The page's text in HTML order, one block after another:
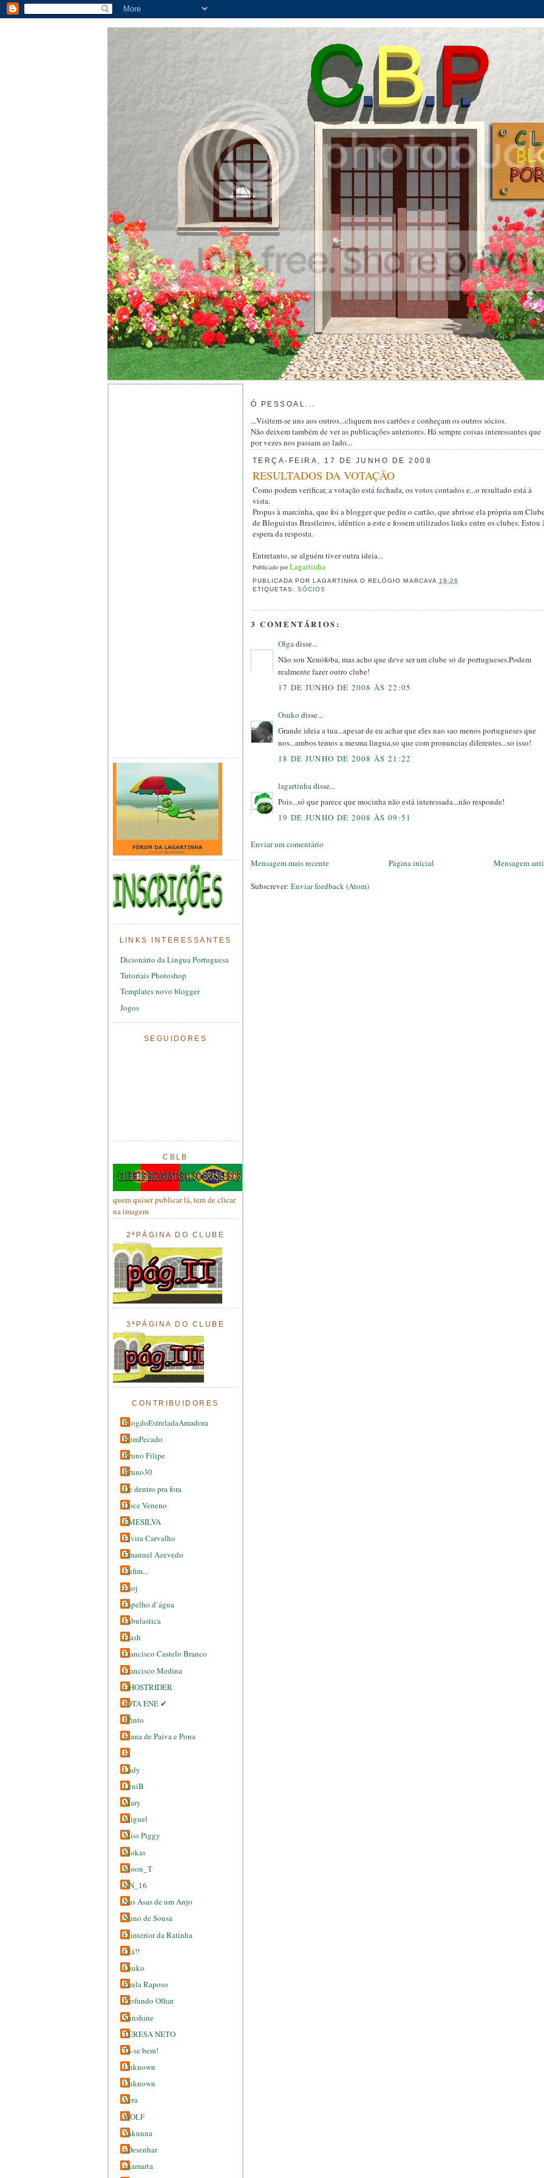
CLUBE DE BLOGUISTAS PORTUGUESES
LINKS INTERESSANTES
Dicionário da Lingua Portuguesa
Tutoriais Photoshop
Templates novo blogger
Jogos
SEGUIDORES
CBLB
quem quiser publicar lá, tem de clicar
na imagem
2ªPÁGINA DO CLUBE
3ªPÁGINA DO CLUBE
CONTRIBUIDORES
BlogdoEstreladaAmadora
BomPecado
Bruno Filipe
Bruno30
De dentro pra fora
Doce Veneno
EMESILVA
Elvira Carvalho
Emanuel Azevedo
Enfim...
Esoj
Espelho d`água
Fabulastica
Flash
Francisco Castelo Branco
Francisco Medina
GHOSTRIDER
JOTA ENE ✔
JPinto
Joana de Paiva e Pona
Ju
Lady
LeniB
Mary
Miguel
Miss Piggy
Mokas
Moon_T
NN_16
Nas Asas de um Anjo
Nuno de Sousa
O interior da Ratinha
Olá!!
Osuko
Paula Raposo
Profundo Olhar
Sunshine
TERESA NETO
Tá-se bem!
Unknown
Unknown
Vera
WOLF
Yakunna
aDesenhar
anamarta
Ó PESSOAL...
...Visitem-se uns aos outros...cliquem nos cartões e conheçam os outros sócios.
Não deixem também de ver as publicações anteriores. Há sempre coisas interessantes que
por vezes nos passam ao lado...
TERÇA-FEIRA, 17 DE JUNHO DE 2008
RESULTADOS DA VOTAÇÃO
Como podem verificar, a votação está fechada, os votos contados e...o resultado está à
vista.
Propus à marcinha, que foi a blogger que pediu o cartão, que abrisse ela própria um
de Bloguistas Brasileiros, idêntico a este e fossem utilizados links entre os clubes. Estou
espera da resposta.
Entretanto, se alguém tiver outra ideia...
Publicado por Lagartinha
PUBLICADA PORLAGARTINHA O RELÓGIO MARCAVA 19:26
ETIQUETAS:SÓCIOS
3 COMENTÁRIOS:
Olgadisse...
Não sou Xenófoba, mas acho que deve ser um clube só de portugueses.Podem
realmente fazer outro clube!
17 DE JUNHO DE 2008 ÀS 22:05
Osuko disse...
Grande ideia a tua...apesar de eu achar que eles nao sao menos portugueses que
nos...ambos temos a mesma lingua,so que com pronuncias diferentes...so isso!
18 DE JUNHO DE 2008 ÀS 21:22
lagartinhadisse...
Pois...só que parece que mocinha não está interessada...não responde!
19 DE JUNHO DE 2008 ÀS 09:51
Enviar um comentário
Mensagem mais recente
Mensagem
Página inicial
Subscrever: Enviar feedback (Atom)